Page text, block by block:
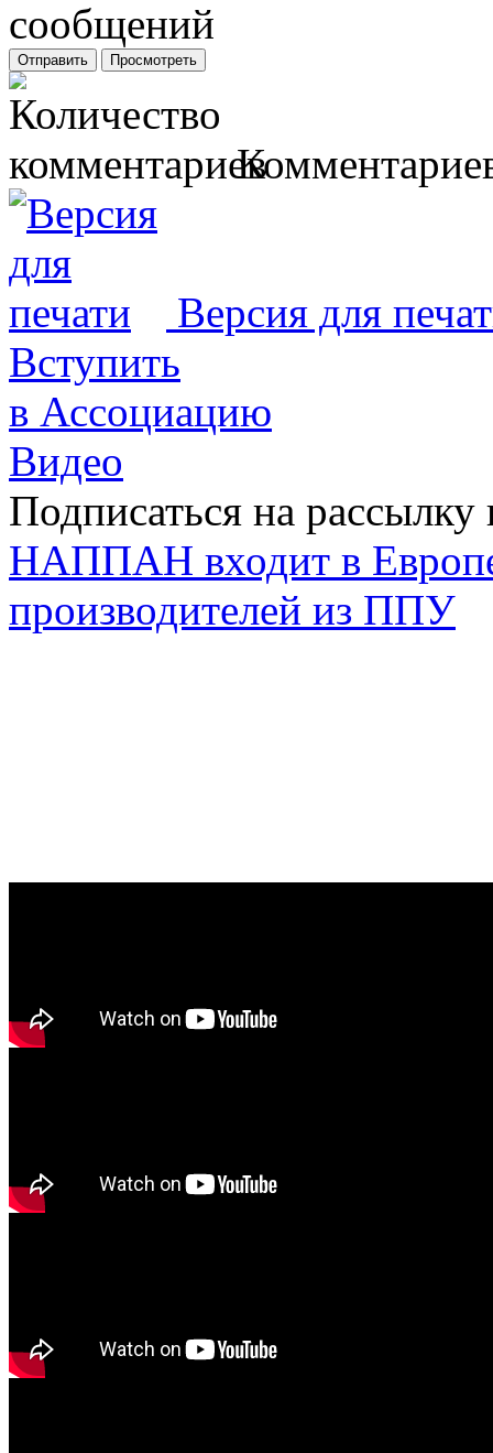
Версия для
Вступить
в Ассоциацию
Видео
Подписаться на рассылку
НАППАН входит в
производителей из ППУ